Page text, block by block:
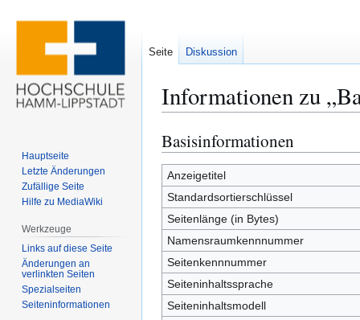
Informationen zu
Zur
Navigation
springen
Zur
Suche
springen
Basisinformationen
Anzeigetitel
Standardsortierschlüssel
Seitenlänge (in Bytes)
Namensraumkennnummer
Seitenkennnummer
Seiteninhaltssprache
Seiteninhaltsmodell
Seite Diskussion
Hauptseite
Letzte Änderungen
Zufällige Seite
Hilfe zu MediaWiki
Werkzeuge
Links auf diese Seite
Änderungen an
verlinkten Seiten
Spezialseiten
Seiten­­informationen